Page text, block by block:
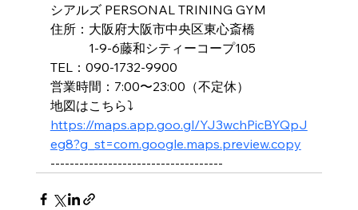
シアルズ PERSONAL TRINING GYM
住所：大阪府大阪市中央区東心斎橋
1-9-6藤和シティーコープ105
TEL：090-1732-9900
営業時間：7:00〜23:00（不定休）
地図はこちら⤵️
https://maps.app.goo.gl/YJ3wchPicBYQpJ
eg8?g_st=com.google.maps.preview.copy
------------------------------------